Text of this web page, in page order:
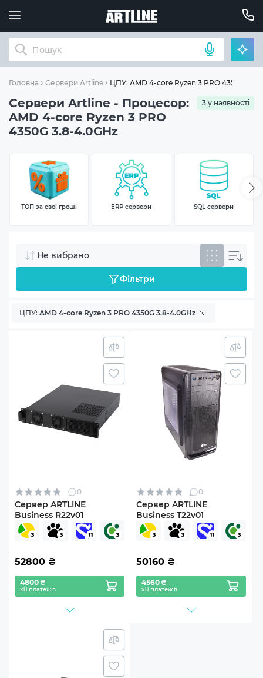
Головна Сервери Artline ЦПУ: AMD 4-core Ryzen 3 PRO 4350G 3.8-
Сервери Artline - Процесор:
AMD 4-core Ryzen 3 PRO
4350G 3.8-4.0GHz
3 у наявності
ТОП за свої гроші ERP сервери SQL сервери
Не вибрано
Фільтри
ЦПУ: AMD 4-core Ryzen 3 PRO 4350G 3.8-4.0GHz
0
Сервер ARTLINE
Business R22v01
52800 ₴
4800 ₴
х11 платежів
0
Сервер ARTLINE
Business T22v01
50160 ₴
4560 ₴
х11 платежів